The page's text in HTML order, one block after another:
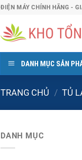
ĐIỆN MÁY CHÍNH HÃNG -
DANH MỤC SẢN
TRANG CHỦ / TỦ
DANH MỤC